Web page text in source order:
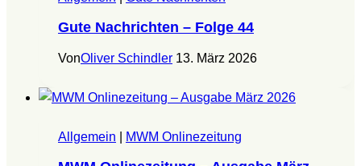
Gute Nachrichten – Folge 44
VonOliver Schindler 13. März 2026
Allgemein MWM Onlinezeitung